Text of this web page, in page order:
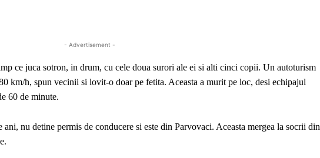
- Advertisement -
ce juca sotron, in drum, cu cele doua surori ale ei si alti cinci copii. Un autoturism
km/h, spun vecinii si lovit-o doar pe fetita. Aceasta a murit pe loc, desi echipajul
60 de minute.
nu detine permis de conducere si este din Parvovaci. Aceasta mergea la socrii din